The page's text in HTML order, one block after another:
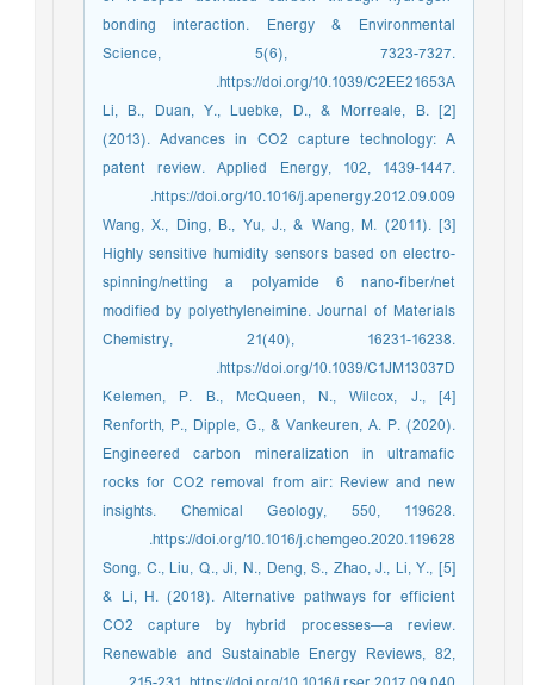
bonding interaction. Energy & Environmental
Science, 5(6), 7323-7327.
https://doi.org/10.1039/C2EE21653A.
[2] Li, B., Duan, Y., Luebke, D., & Morreale, B.
(2013). Advances in CO2 capture technology: A
patent review. Applied Energy, 102, 1439-1447.
https://doi.org/10.1016/j.apenergy.2012.09.009.
[3] Wang, X., Ding, B., Yu, J., & Wang, M. (2011).
Highly sensitive humidity sensors based on electro-
spinning/netting a polyamide 6 nano-fiber/net
modified by polyethyleneimine. Journal of Materials
Chemistry, 21(40), 16231-16238.
https://doi.org/10.1039/C1JM13037D.
[4] Kelemen, P. B., McQueen, N., Wilcox, J.,
Renforth, P., Dipple, G., & Vankeuren, A. P. (2020).
Engineered carbon mineralization in ultramafic
rocks for CO2 removal from air: Review and new
insights. Chemical Geology, 550, 119628.
https://doi.org/10.1016/j.chemgeo.2020.119628.
[5] Song, C., Liu, Q., Ji, N., Deng, S., Zhao, J., Li, Y.,
& Li, H. (2018). Alternative pathways for efficient
CO2 capture by hybrid processes—a review.
Renewable and Sustainable Energy Reviews, 82,